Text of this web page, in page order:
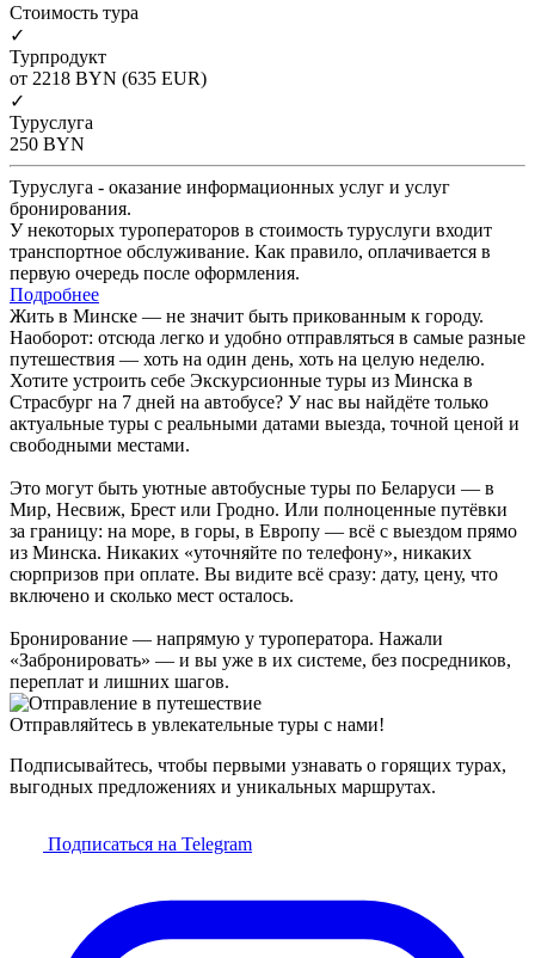
Cтоимость тура
✓
Турпродукт
от 2218 BYN (635 EUR)
✓
Туруслуга
250 BYN
Туруслуга - оказание информационных услуг и услуг
бронирования.
У некоторых туроператоров в стоимость туруслуги входит
транспортное обслуживание. Как правило, оплачивается в
первую очередь после оформления.
Подробнее
Жить в Минске — не значит быть прикованным к городу.
Наоборот: отсюда легко и удобно отправляться в самые разные
путешествия — хоть на один день, хоть на целую неделю.
Хотите устроить себе Экскурсионные туры из Минска в
Страсбург на 7 дней на автобусе? У нас вы найдёте только
актуальные туры с реальными датами выезда, точной ценой и
свободными местами.
Это могут быть уютные автобусные туры по Беларуси — в
Мир, Несвиж, Брест или Гродно. Или полноценные путёвки
за границу: на море, в горы, в Европу — всё с выездом прямо
из Минска. Никаких «уточняйте по телефону», никаких
сюрпризов при оплате. Вы видите всё сразу: дату, цену, что
включено и сколько мест осталось.
Бронирование — напрямую у туроператора. Нажали
«Забронировать» — и вы уже в их системе, без посредников,
переплат и лишних шагов.
Отправляйтесь в увлекательные туры с нами!
Подписывайтесь, чтобы первыми узнавать о горящих турах,
выгодных предложениях и уникальных маршрутах.
Подписаться на Telegram